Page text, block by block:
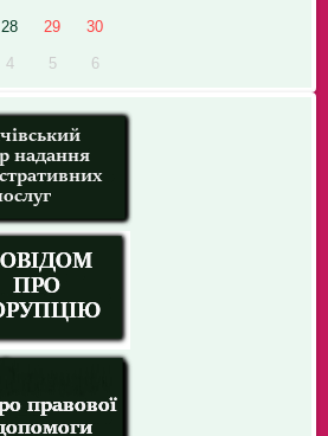
28 29 30
4 5 6